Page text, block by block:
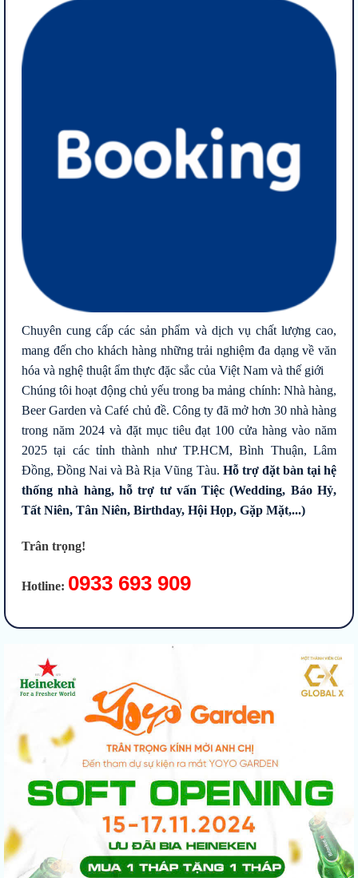
Chuyên cung cấp các sản phẩm và dịch vụ chất lượng cao,
mang đến cho khách hàng những trải nghiệm đa dạng về văn
hóa và nghệ thuật ẩm thực đặc sắc của Việt Nam và thế giới
Chúng tôi hoạt động chủ yếu trong ba mảng chính: Nhà hàng,
Beer Garden và Café chủ đề. Công ty đã mở hơn 30 nhà hàng
trong năm 2024 và đặt mục tiêu đạt 100 cửa hàng vào năm
2025 tại các tỉnh thành như TP.HCM, Bình Thuận, Lâm
Đồng, Đồng Nai và Bà Rịa Vũng Tàu. Hỗ trợ đặt bàn tại hệ
thống nhà hàng, hỗ trợ tư vấn Tiệc (Wedding, Báo Hỷ,
Tất Niên, Tân Niên, Birthday, Hội Họp, Gặp Mặt,...)
Trân trọng!
Hotline: 0933 693 909